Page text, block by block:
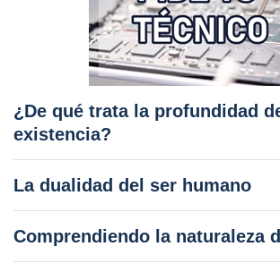
¿De qué trata la profundidad
existencia?
La dualidad del ser humano
Comprendiendo la naturaleza